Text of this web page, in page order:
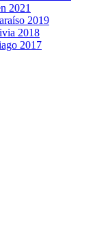
2021
2019
2018
2017